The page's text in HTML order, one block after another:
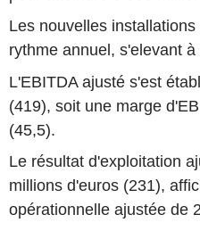
Les nouvelles
rythme annuel, s'elevant
L'EBITDA ajusté s'est
(419), soit une marge
(45,5).
Le résultat d'exploitation
millions d'euros (231),
opérationnelle ajustée de